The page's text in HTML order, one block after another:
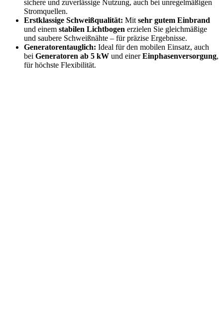
sichere und zuverlässige Nutzung, auch bei unregelmäßigen
Stromquellen.
Erstklassige Schweißqualität: Mit sehr gutem Einbrand
und einem stabilen Lichtbogen erzielen Sie gleichmäßige
und saubere Schweißnähte – für präzise Ergebnisse.
Generatorentauglich: Ideal für den mobilen Einsatz, auch
bei Generatoren ab 5 kW und einerEinphasenversorgung,
für höchste Flexibilität.